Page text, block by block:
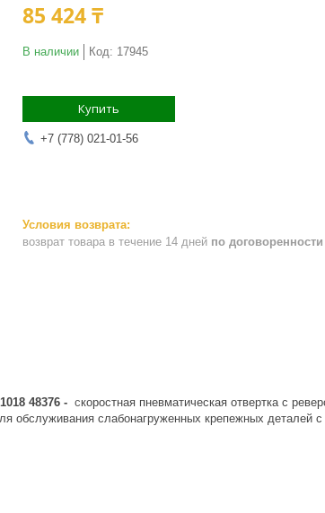
85 424 ₸
В наличии Код: 17945
Купить
+7 (778) 021-01-56
возврат товара в течение 14 дней по договоренности
48376 - скоростная пневматическая отвертка с
обслуживания слабонагруженных крепежных деталей